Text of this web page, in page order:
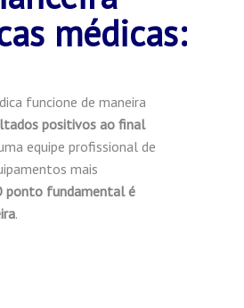
médicas:
funcione de maneira
positivos ao final
equipe profissional de
mais
ponto fundamental é
.